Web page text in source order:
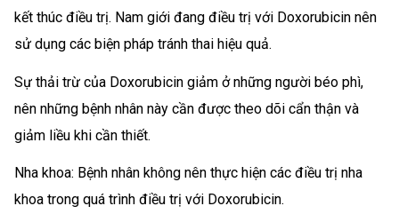
kết thúc điều trị. Nam giới đang điều trị với Doxorubicin nên
sử dụng các biện pháp tránh thai hiệu quả.
Sự thải trừ của Doxorubicin giảm ở những người béo phì,
nên những bệnh nhân này cần được theo dõi cẩn thận và
giảm liều khi cần thiết.
Nha khoa: Bệnh nhân không nên thực hiện các điều trị nha
khoa trong quá trình điều trị với Doxorubicin.